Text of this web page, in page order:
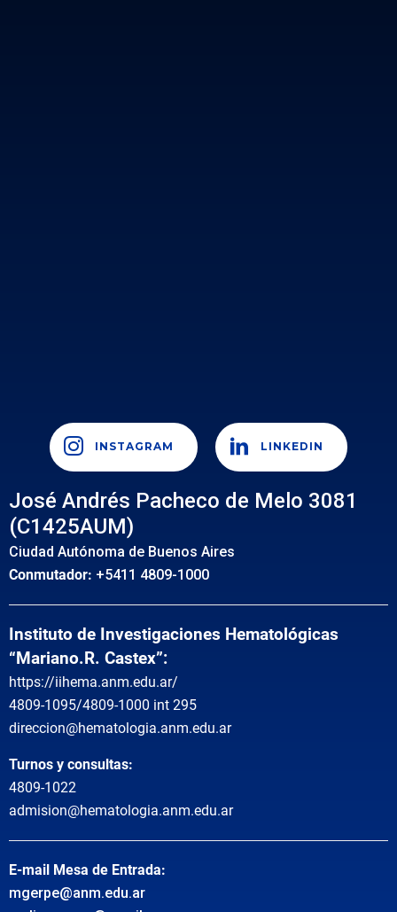
INSTAGRAM LINKEDIN
José Andrés Pacheco de Melo 3081
(C1425AUM)
Ciudad Autónoma de Buenos Aires
Conmutador: +5411 4809-1000
Instituto de Investigaciones Hematológicas
“Mariano.R. Castex”:
https://iihema.anm.edu.ar/
4809-1095/4809-1000 int 295
direccion@hematologia.anm.edu.ar
Turnos y consultas:
4809-1022
admision@hematologia.anm.edu.ar
E-mail Mesa de Entrada:
mgerpe@anm.edu.ar